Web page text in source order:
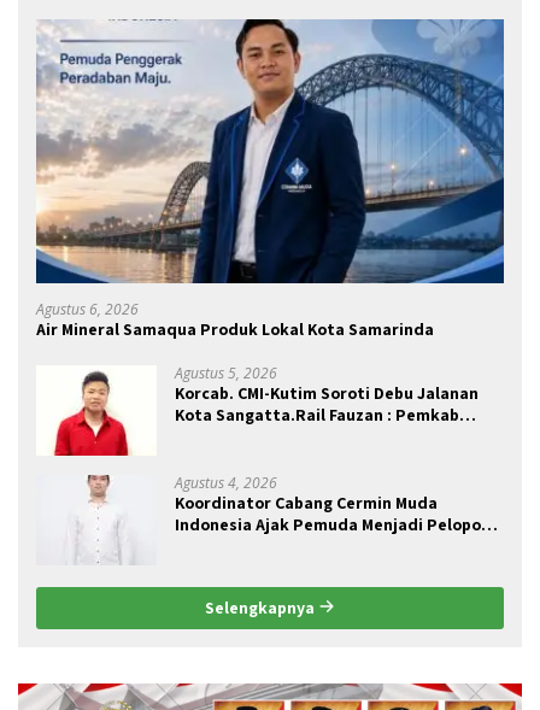
Agustus 6, 2026
Air Mineral Samaqua Produk Lokal Kota Samarinda
Agustus 5, 2026
Korcab. CMI-Kutim Soroti Debu Jalanan
Kota Sangatta.Rail Fauzan : Pemkab
Agustus 4, 2026
Koordinator Cabang Cermin Muda
Indonesia Ajak Pemuda Menjadi Pelopor
Selengkapnya